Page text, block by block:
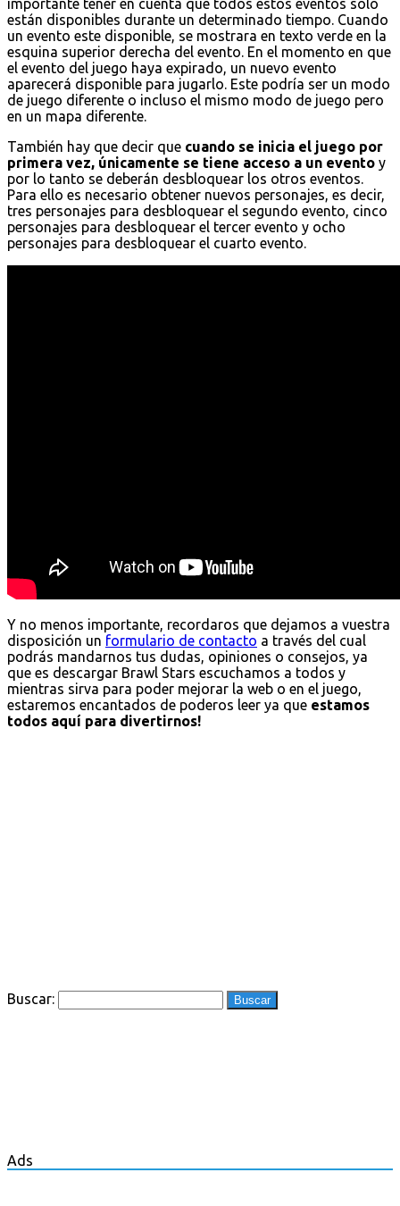
importante tener en cuenta que todos estos eventos solo
están disponibles durante un determinado tiempo. Cuando
un evento este disponible, se mostrara en texto verde en la
esquina superior derecha del evento. En el momento en que
el evento del juego haya expirado, un nuevo evento
aparecerá disponible para jugarlo. Este podría ser un modo
de juego diferente o incluso el mismo modo de juego pero
en un mapa diferente.
También hay que decir que cuando se inicia el juego por
primera vez, únicamente se tiene acceso a un evento y
por lo tanto se deberán desbloquear los otros eventos.
Para ello es necesario obtener nuevos personajes, es decir,
tres personajes para desbloquear el segundo evento, cinco
personajes para desbloquear el tercer evento y ocho
personajes para desbloquear el cuarto evento.
Y no menos importante, recordaros que dejamos a vuestra
disposición un formulario de contacto a través del cual
podrás mandarnos tus dudas, opiniones o consejos, ya
que es descargar Brawl Stars escuchamos a todos y
mientras sirva para poder mejorar la web o en el juego,
estaremos encantados de poderos leer ya que estamos
todos aquí para divertirnos!
Buscar:
Ads